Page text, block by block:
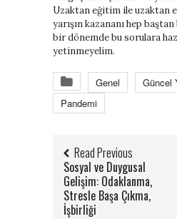
Uzaktan eğitim ile uzaktan
yarışın kazananı hep
bir dönemde bu sorulara
yetinmeyelim.
Genel
Güncel
Pandemi
Read Previous
Sosyal ve Duygusal
Gelişim: Odaklanma,
Stresle Başa Çıkma,
İşbirliği